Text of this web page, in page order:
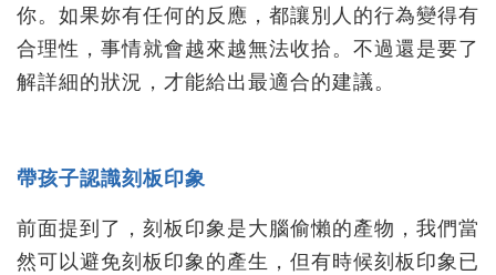
你。如果妳有任何的反應，都讓別人的行為變得有
合理性，事情就會越來越無法收拾。不過還是要了
解詳細的狀況，才能給出最適合的建議。
帶孩子認識刻板印象
前面提到了，刻板印象是大腦偷懶的產物，我們當
然可以避免刻板印象的產生，但有時候刻板印象已